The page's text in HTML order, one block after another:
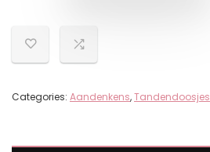
Categories: Aandenkens,Tandendoosjes